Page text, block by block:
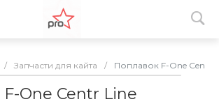
/ Запчасти для кайта / Поплавок F-One Centr
One Centr Line